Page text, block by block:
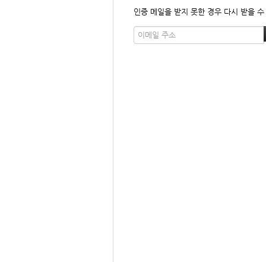
인증 메일을 받지 못한 경우 다시 받을